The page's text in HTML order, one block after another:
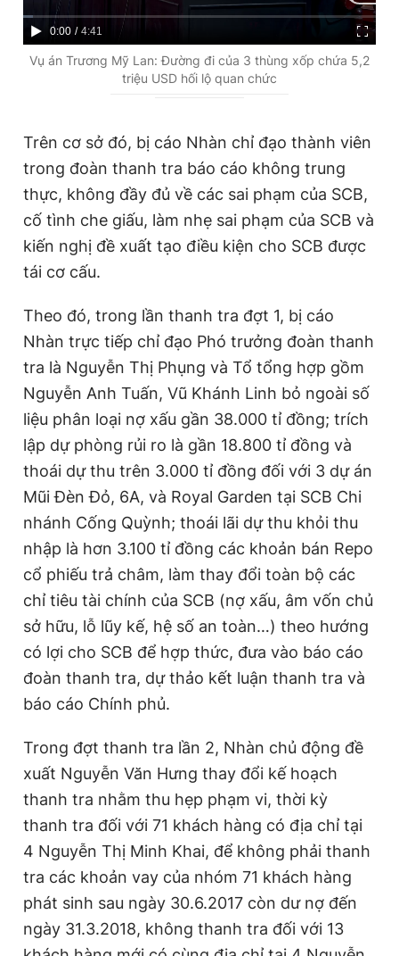
C
u
e
n
t
T
i
m
0:00 / D
u
i
o
n
4:41
Vụ án Trương Mỹ Lan: Đường đi của 3 thùng xốp chứa 5,2
triệu USD hối lộ quan chức
Trên cơ sở đó, bị cáo Nhàn chỉ đạo thành viên
trong đoàn thanh tra báo cáo không trung
thực, không đầy đủ về các sai phạm của SCB,
cố tình che giấu, làm nhẹ sai phạm của SCB và
kiến nghị đề xuất tạo điều kiện cho SCB được
tái cơ cấu.
Theo đó, trong lần thanh tra đợt 1, bị cáo
Nhàn trực tiếp chỉ đạo Phó trưởng đoàn thanh
tra là Nguyễn Thị Phụng và Tổ tổng hợp gồm
Nguyễn Anh Tuấn, Vũ Khánh Linh bỏ ngoài số
liệu phân loại nợ xấu gần 38.000 tỉ đồng; trích
lập dự phòng rủi ro là gần 18.800 tỉ đồng và
thoái dự thu trên 3.000 tỉ đồng đối với 3 dự án
Mũi Đèn Đỏ, 6A, và Royal Garden tại SCB Chi
nhánh Cống Quỳnh; thoái lãi dự thu khỏi thu
nhập là hơn 3.100 tỉ đồng các khoản bán Repo
cổ phiếu trả châm, làm thay đổi toàn bộ các
chỉ tiêu tài chính của SCB (nợ xấu, âm vốn chủ
sở hữu, lỗ lũy kế, hệ số an toàn…) theo hướng
có lợi cho SCB để hợp thức, đưa vào báo cáo
đoàn thanh tra, dự thảo kết luận thanh tra và
báo cáo Chính phủ.
Trong đợt thanh tra lần 2, Nhàn chủ động đề
xuất Nguyễn Văn Hưng thay đổi kế hoạch
thanh tra nhằm thu hẹp phạm vi, thời kỳ
thanh tra đối với 71 khách hàng có địa chỉ tại
4 Nguyễn Thị Minh Khai, để không phải thanh
tra các khoản vay của nhóm 71 khách hàng
phát sinh sau ngày 30.6.2017 còn dư nợ đến
ngày 31.3.2018, không thanh tra đối với 13